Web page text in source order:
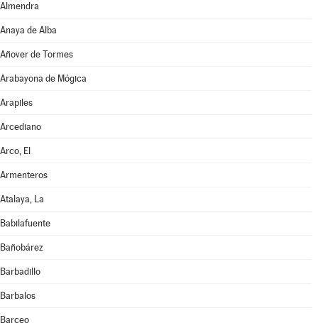
Almendra
Anaya de Alba
Añover de Tormes
Arabayona de Mógica
Arapiles
Arcediano
Arco, El
Armenteros
Atalaya, La
Babilafuente
Bañobárez
Barbadillo
Barbalos
Barceo